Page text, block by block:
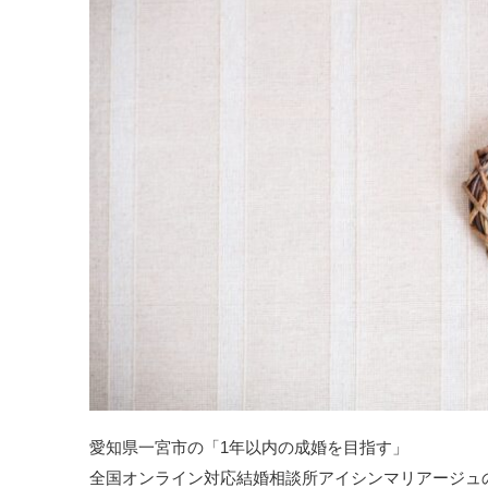
愛知県一宮市の「1年以内の成婚を目指す」
全国オンライン対応結婚相談所アイシンマリアージュ